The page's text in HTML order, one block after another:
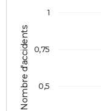
Nombre d'accidents
1
0,5
0,75